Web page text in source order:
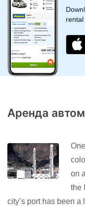
rental
Аренда
on
the
city’s port has been